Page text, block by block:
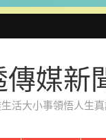
媒新
活大小事領悟人生